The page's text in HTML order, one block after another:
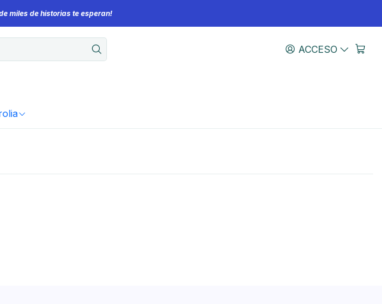
ACCESO
miles de historias te esperan!